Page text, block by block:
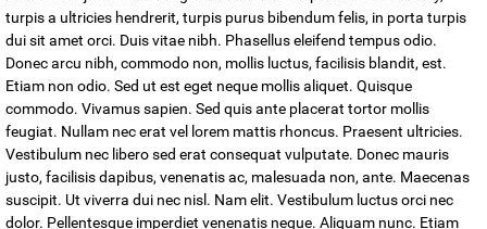
turpis a ultricies hendrerit, turpis purus bibendum felis, in porta turpis
dui sit amet orci. Duis vitae nibh. Phasellus eleifend tempus odio.
Donec arcu nibh, commodo non, mollis luctus, facilisis blandit, est.
Etiam non odio. Sed ut est eget neque mollis aliquet. Quisque
commodo. Vivamus sapien. Sed quis ante placerat tortor mollis
feugiat. Nullam nec erat vel lorem mattis rhoncus. Praesent ultricies.
Vestibulum nec libero sed erat consequat vulputate. Donec mauris
justo, facilisis dapibus, venenatis ac, malesuada non, ante. Maecenas
suscipit. Ut viverra dui nec nisl. Nam elit. Vestibulum luctus orci nec
dolor. Pellentesque imperdiet venenatis neque. Aliquam nunc. Etiam